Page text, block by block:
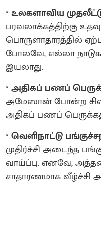
* உலகளாவிய
பரவலாக்கத்திற்கு
பொருளாதாரத்தில்
போலவே, எல்லா
இயலாது.
* அதிகப் பணப்
அமேஸான் போன்ற சில
அதிகப் பணப்
* வெளிநாட்டு
முதிர்ச்சி அடைந்த
வாய்ப்பு. எனவே,
சாதாரணமாக வீழ்ச்சி